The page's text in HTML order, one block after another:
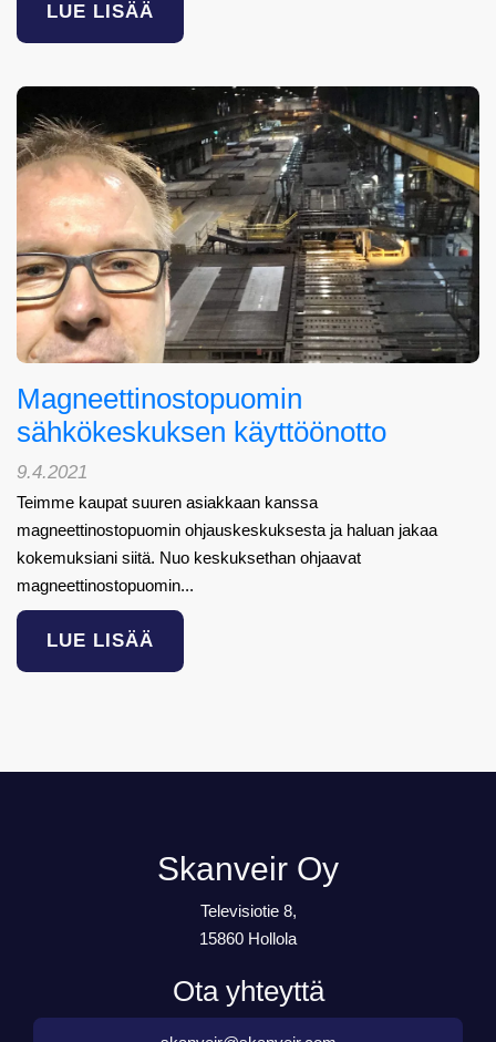
LUE LISÄÄ
Magneettinostopuomin
sähkökeskuksen käyttöönotto
9.4.2021
Teimme kaupat suuren asiakkaan kanssa
magneettinostopuomin ohjauskeskuksesta ja haluan jakaa
kokemuksiani siitä. Nuo keskuksethan ohjaavat
magneettinostopuomin...
LUE LISÄÄ
Skanveir Oy
Televisiotie 8,
15860 Hollola
Ota yhteyttä